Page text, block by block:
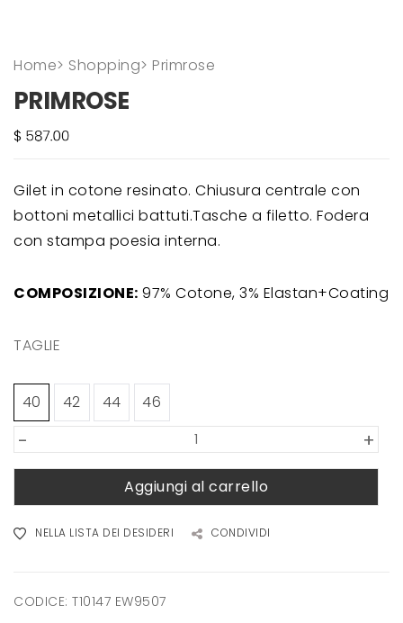
Home> Shopping> Primrose
PRIMROSE
Gilet in cotone resinato. Chiusura centrale con
bottoni metallici battuti.Tasche a filetto. Fodera
con stampa poesia interna.
COMPOSIZIONE: 97% Cotone, 3% Elastan+Coating
TAGLIE
40 42 44 46
+
-
Aggiungi al carrello
NELLA LISTA DEI DESIDERI CONDIVIDI
CODICE: T10147 EW9507